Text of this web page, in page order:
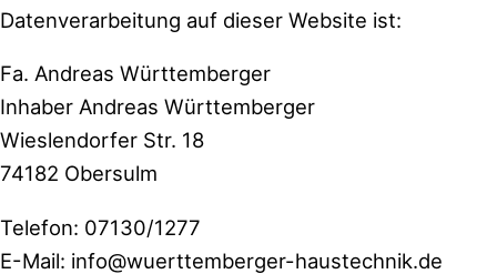
Datenverarbeitung auf dieser Website ist:
Fa. Andreas Württemberger
Inhaber Andreas Württemberger
Wieslendorfer Str. 18
74182 Obersulm
Telefon: 07130/1277
E-Mail: info@wuerttemberger-haustechnik.de